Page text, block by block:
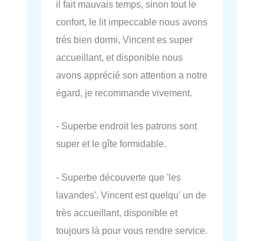
il fait mauvais temps, sinon tout le
confort, le lit impeccable nous avons
trés bien dormi, Vincent es super
accueillant, et disponible nous
avons apprécié son attention a notre
égard, je recommande vivement.
- Superbe endroit les patrons sont
super et le gîte formidable.
- Superbe découverte que 'les
lavandes'. Vincent est quelqu' un de
très accueillant, disponible et
toujours là pour vous rendre service.